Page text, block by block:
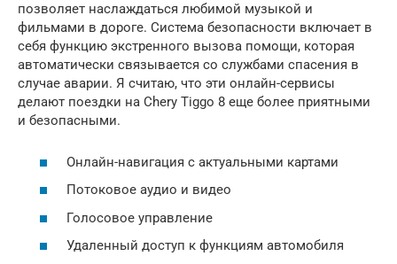
позволяет наслаждаться любимой музыкой и
фильмами в дороге. Система безопасности включает в
себя функцию экстренного вызова помощи, которая
автоматически связывается со службами спасения в
случае аварии. Я считаю, что эти онлайн-сервисы
делают поездки на Chery Tiggo 8 еще более приятными
и безопасными.
Онлайн-навигация с актуальными картами
Потоковое аудио и видео
Голосовое управление
Удаленный доступ к функциям автомобиля